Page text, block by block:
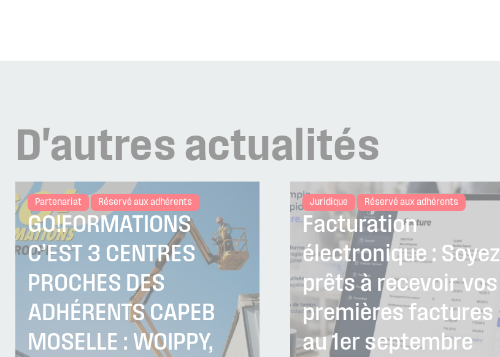
D'autres actualités
Partenariat Réservé aux adhérents
GO!FORMATIONS
C’EST 3 CENTRES
PROCHES DES
ADHÉRENTS CAPEB
MOSELLE : WOIPPY,
Juridique Réservé aux adhérents
Facturation
électronique : Soyez
prêts à recevoir vos
premières factures
au 1er septembre